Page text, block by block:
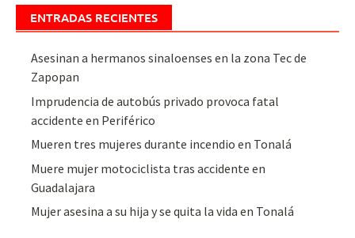
ENTRADAS RECIENTES
Asesinan a hermanos sinaloenses en la zona Tec de
Zapopan
Imprudencia de autobús privado provoca fatal
accidente en Periférico
Mueren tres mujeres durante incendio en Tonalá
Muere mujer motociclista tras accidente en
Guadalajara
Mujer asesina a su hija y se quita la vida en Tonalá